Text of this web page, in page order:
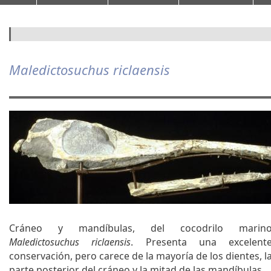
F
o
m
ri
e
b
ú
s
Maledictosuchus riclaensis
Cráneo y mandíbulas, del cocodrilo
Maledictosuchus riclaensis. Presenta una
conservación, pero carece de la mayoría de los dientes,